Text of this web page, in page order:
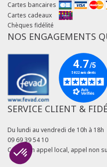
Cartes bancaires
Cartes cadeaux
Chèques fidélité
NOS ENGAGEMENTS
SERVICE CLIENT &
Du lundi au vendredi de 10h à 18h
09 69 39 54 10
Coût d'un appel local, appel non